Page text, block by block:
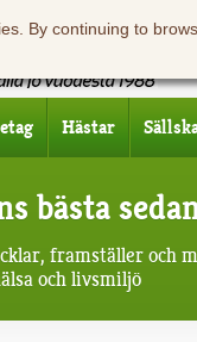
By continuing to
Hästar
bästa
framställer och
och livsmiljö